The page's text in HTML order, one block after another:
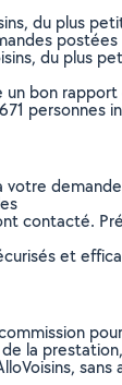
du plus
postées
du plus
un bon
personnes
contacté.
et
la
sans